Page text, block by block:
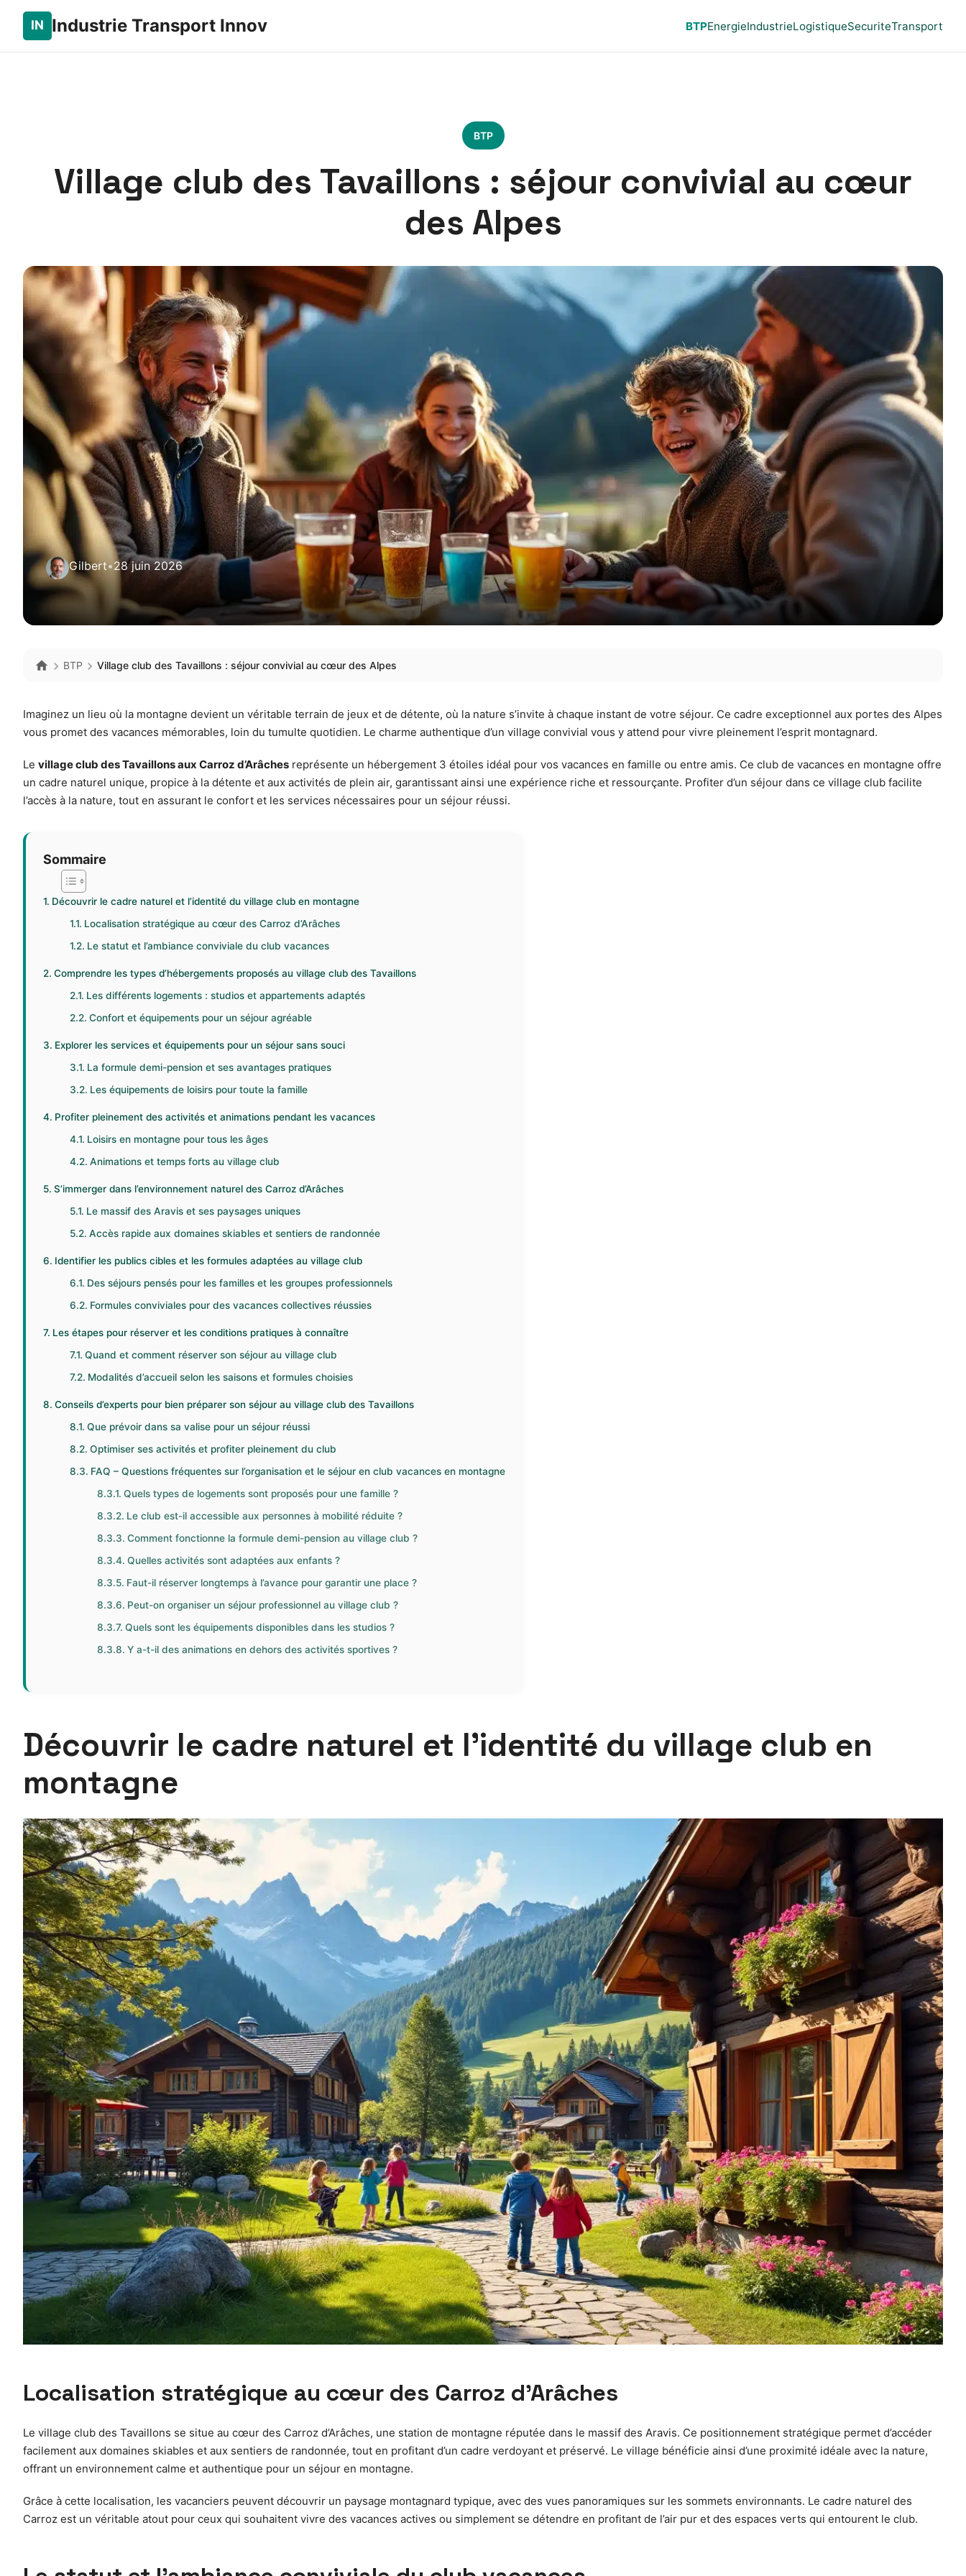
Industrie Transport Innov BTPEnergieIndustrieLogistiqueSecuriteTransport
BTP
Village club des Tavaillons : séjour convivial au cœur
des Alpes
Gilbert•28 juin 2026
BTP Village club des Tavaillons : séjour convivial au cœur des Alpes
Imaginez un lieu où la montagne devient un véritable terrain de jeux et de détente, où la nature s’invite à chaque instant de votre séjour. Ce cadre exceptionnel aux portes des Alpes
vous promet des vacances mémorables, loin du tumulte quotidien. Le charme authentique d’un village convivial vous y attend pour vivre pleinement l’esprit montagnard.
Le village club des Tavaillons aux Carroz d’Arâches représente un hébergement 3 étoiles idéal pour vos vacances en famille ou entre amis. Ce club de vacances en montagne offre
un cadre naturel unique, propice à la détente et aux activités de plein air, garantissant ainsi une expérience riche et ressourçante. Profiter d’un séjour dans ce village club facilite
l’accès à la nature, tout en assurant le confort et les services nécessaires pour un séjour réussi.
Sommaire
Découvrir le cadre naturel et l’identité du village club en montagne
Localisation stratégique au cœur des Carroz d’Arâches
Le statut et l’ambiance conviviale du club vacances
Comprendre les types d’hébergements proposés au village club des Tavaillons
Les différents logements : studios et appartements adaptés
Confort et équipements pour un séjour agréable
Explorer les services et équipements pour un séjour sans souci
La formule demi-pension et ses avantages pratiques
Les équipements de loisirs pour toute la famille
Profiter pleinement des activités et animations pendant les vacances
Loisirs en montagne pour tous les âges
Animations et temps forts au village club
S’immerger dans l’environnement naturel des Carroz d’Arâches
Le massif des Aravis et ses paysages uniques
Accès rapide aux domaines skiables et sentiers de randonnée
Identifier les publics cibles et les formules adaptées au village club
Des séjours pensés pour les familles et les groupes professionnels
Formules conviviales pour des vacances collectives réussies
Les étapes pour réserver et les conditions pratiques à connaître
Quand et comment réserver son séjour au village club
Modalités d’accueil selon les saisons et formules choisies
Conseils d’experts pour bien préparer son séjour au village club des Tavaillons
Que prévoir dans sa valise pour un séjour réussi
Optimiser ses activités et profiter pleinement du club
FAQ – Questions fréquentes sur l’organisation et le séjour en club vacances en montagne
Quels types de logements sont proposés pour une famille ?
Le club est-il accessible aux personnes à mobilité réduite ?
Comment fonctionne la formule demi-pension au village club ?
Quelles activités sont adaptées aux enfants ?
Faut-il réserver longtemps à l’avance pour garantir une place ?
Peut-on organiser un séjour professionnel au village club ?
Quels sont les équipements disponibles dans les studios ?
Y a-t-il des animations en dehors des activités sportives ?
Découvrir le cadre naturel et l’identité du village club en
montagne
Localisation stratégique au cœur des Carroz d’Arâches
Le village club des Tavaillons se situe au cœur des Carroz d’Arâches, une station de montagne réputée dans le massif des Aravis. Ce positionnement stratégique permet d’accéder
facilement aux domaines skiables et aux sentiers de randonnée, tout en profitant d’un cadre verdoyant et préservé. Le village bénéficie ainsi d’une proximité idéale avec la nature,
offrant un environnement calme et authentique pour un séjour en montagne.
Grâce à cette localisation, les vacanciers peuvent découvrir un paysage montagnard typique, avec des vues panoramiques sur les sommets environnants. Le cadre naturel des
Carroz est un véritable atout pour ceux qui souhaitent vivre des vacances actives ou simplement se détendre en profitant de l’air pur et des espaces verts qui entourent le club.